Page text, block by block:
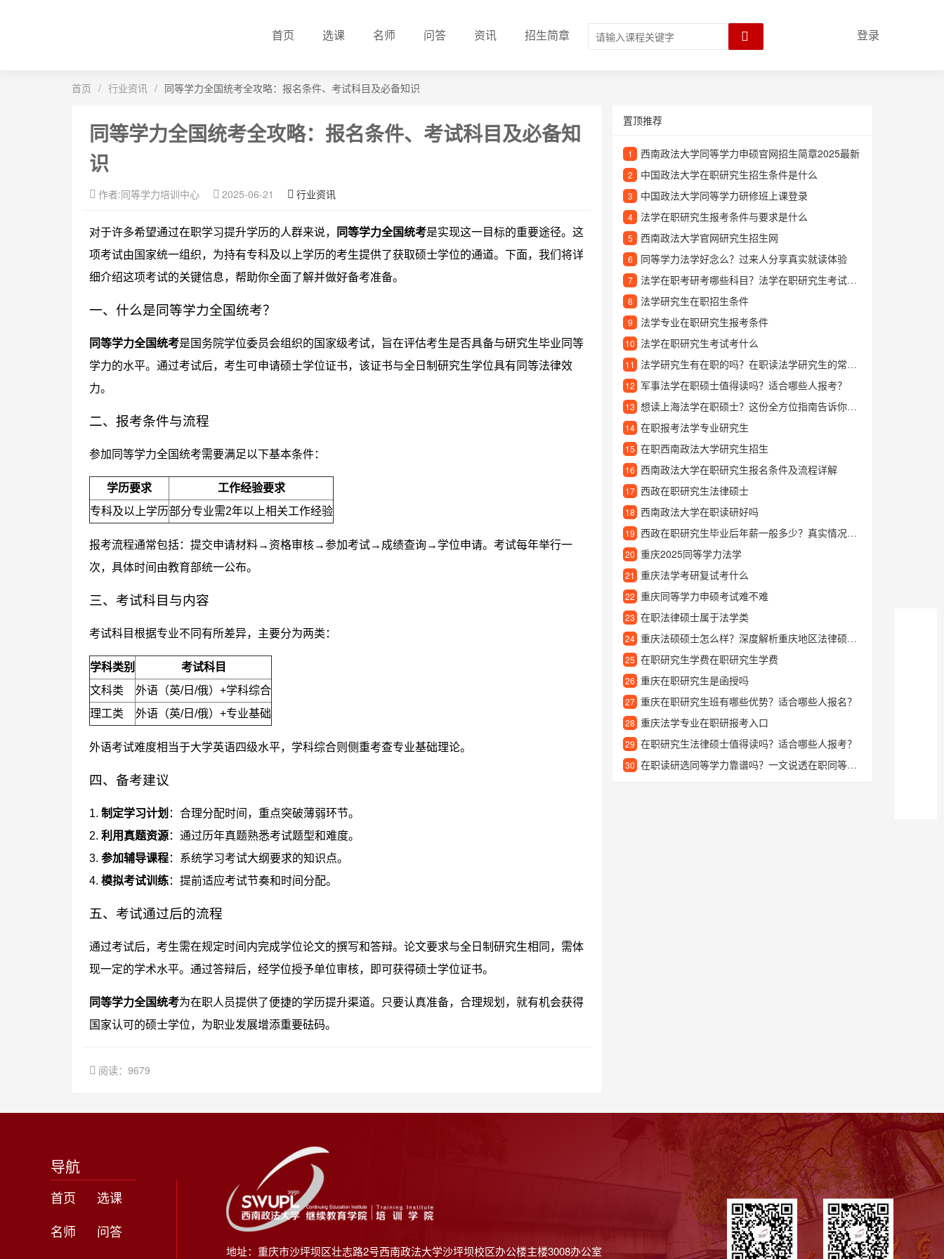
首页 选课 名师 问答 资讯 招生简章 登录
首页 / 行业资讯 / 同等学力全国统考全攻略：报名条件、考试科目及必备知识
同等学力全国统考全攻略：报名条件、考试科目及必备知
识
作者:同等学力培训中心 2025-06-21 行业资讯
对于许多希望通过在职学习提升学历的人群来说， 同等学力全国统考是实现这一目标的重要途径。这
项考试由国家统一组织，为持有专科及以上学历的考生提供了获取硕士学位的通道。下面，我们将详
细介绍这项考试的关键信息，帮助你全面了解并做好备考准备。
一、什么是同等学力全国统考？
同等学力全国统考是国务院学位委员会组织的国家级考试，旨在评估考生是否具备与研究生毕业同等
学力的水平。通过考试后，考生可申请硕士学位证书，该证书与全日制研究生学位具有同等法律效
力。
二、报考条件与流程
参加同等学力全国统考需要满足以下基本条件：
学历要求
工作经验要求
专科及以上学历部分专业需2年以上相关工作经验
报考流程通常包括：提交申请材料→资格审核→参加考试→成绩查询→学位申请。考试每年举行一
次，具体时间由教育部统一公布。
三、考试科目与内容
考试科目根据专业不同有所差异，主要分为两类：
学科类别
考试科目
文科类
外语（英/日/俄）+学科综合
理工类
外语（英/日/俄）+专业基础
外语考试难度相当于大学英语四级水平，学科综合则侧重考查专业基础理论。
四、备考建议
1. 制定学习计划 ：合理分配时间，重点突破薄弱环节。
2. 利用真题资源：通过历年真题熟悉考试题型和难度。
3. 参加辅导课程：系统学习考试大纲要求的知识点。
4. 模拟考试训练：提前适应考试节奏和时间分配。
五、考试通过后的流程
通过考试后，考生需在规定时间内完成学位论文的撰写和答辩。论文要求与全日制研究生相同，需体
现一定的学术水平。通过答辩后，经学位授予单位审核，即可获得硕士学位证书。
同等学力全国统考为在职人员提供了便捷的学历提升渠道。只要认真准备，合理规划，就有机会获得
国家认可的硕士学位，为职业发展增添重要砝码。
阅读：9679
置顶推荐
1 西南政法大学同等学力申硕官网招生简章2025最新
2 中国政法大学在职研究生招生条件是什么
3 中国政法大学同等学力研修班上课登录
4 法学在职研究生报考条件与要求是什么
5 西南政法大学官网研究生招生网
6 同等学力法学好念么？过来人分享真实就读体验
7 法学在职考研考哪些科目？法学在职研究生考试内容详解
8 法学研究生在职招生条件
9 法学专业在职研究生报考条件
10 法学在职研究生考试考什么
11 法学研究生有在职的吗？在职读法学研究生的常见问题解答
12 军事法学在职硕士值得读吗？适合哪些人报考？
13 想读上海法学在职硕士？这份全方位指南告诉你如何选择
14 在职报考法学专业研究生
15 在职西南政法大学研究生招生
16 西南政法大学在职研究生报名条件及流程详解
17 西政在职研究生法律硕士
18 西南政法大学在职读研好吗
19 西政在职研究生毕业后年薪一般多少？真实情况揭秘
20 重庆2025同等学力法学
21 重庆法学考研复试考什么
22 重庆同等学力申硕考试难不难
23 在职法律硕士属于法学类
24 重庆法硕硕士怎么样？深度解析重庆地区法律硕士的优势与特色
25 在职研究生学费在职研究生学费
26 重庆在职研究生是函授吗
27 重庆在职研究生班有哪些优势？适合哪些人报名？
28 重庆法学专业在职研报考入口
29 在职研究生法律硕士值得读吗？适合哪些人报考？
30 在职读研选同等学力靠谱吗？一文说透在职同等学力的优势与适合人群
导航
首页
选课
名师
问答
地址：重庆市沙坪坝区壮志路2号西南政法大学沙坪坝校区办公楼主楼3008办公室